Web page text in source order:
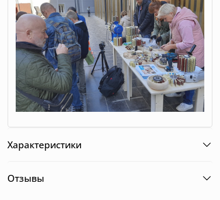
Характеристики
Отзывы